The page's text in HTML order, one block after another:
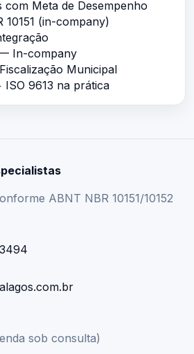
com Meta de Desempenho
10151 (in-company)
— In-company
Municipal
9613 na prática
ABNT NBR 10151/10152
sob consulta)